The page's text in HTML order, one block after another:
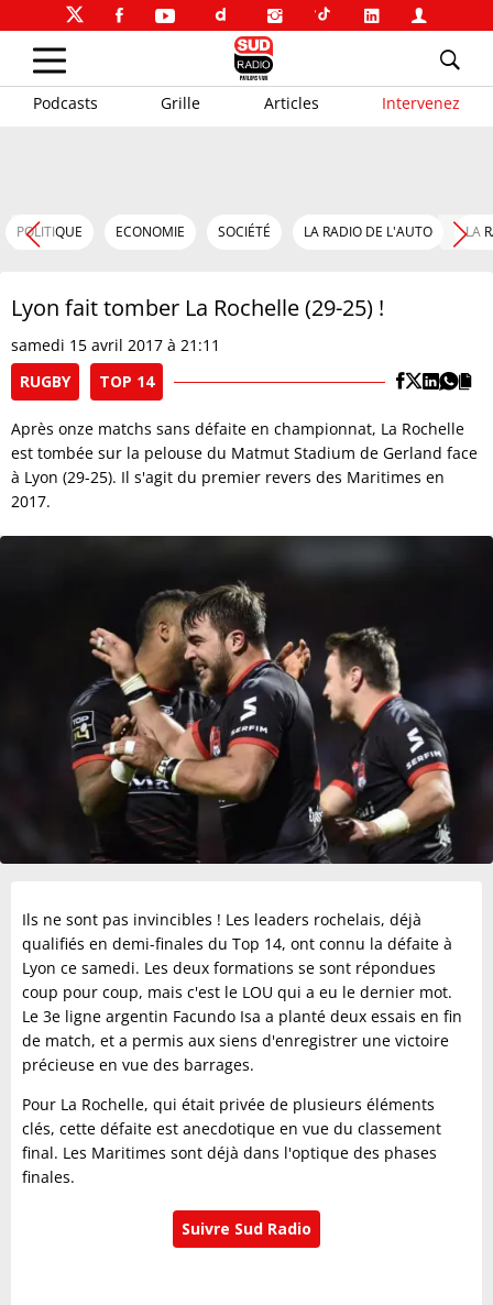
Podcasts Grille Articles Intervenez
POLITIQUE ECONOMIE SOCIÉTÉ LA RADIO DE L'AUTO LA
Lyon fait tomber La Rochelle (29-25) !
samedi 15 avril 2017 à 21:11
RUGBY
TOP 14
Après onze matchs sans défaite en championnat, La Rochelle
est tombée sur la pelouse du Matmut Stadium de Gerland face
à Lyon (29-25). Il s'agit du premier revers des Maritimes en
2017.
Ils ne sont pas invincibles ! Les leaders rochelais, déjà
qualifiés en demi-finales du Top 14, ont connu la défaite à
Lyon ce samedi. Les deux formations se sont répondues
coup pour coup, mais c'est le LOU qui a eu le dernier mot.
Le 3e ligne argentin Facundo Isa a planté deux essais en fin
de match, et a permis aux siens d'enregistrer une victoire
précieuse en vue des barrages.
Pour La Rochelle, qui était privée de plusieurs éléments
clés, cette défaite est anecdotique en vue du classement
final. Les Maritimes sont déjà dans l'optique des phases
finales.
Suivre Sud Radio